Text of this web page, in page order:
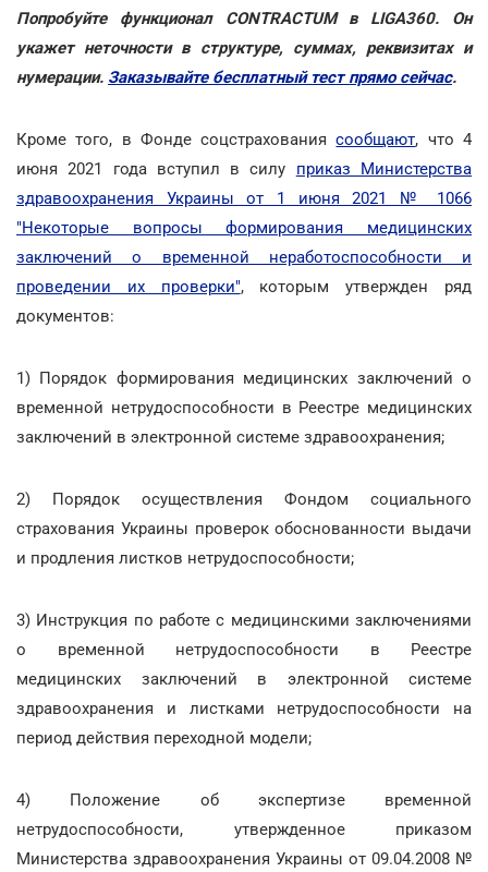
Попробуйте функционал CONTRACTUM в LIGA360. Он
укажет неточности в структуре, суммах, реквизитах и
нумерации. Заказывайте бесплатный тест прямо сейчас.
Кроме того, в Фонде соцстрахованиясообщают, что 4
июня 2021 года вступил в силу приказ Министерства
здравоохранения Украины от 1 июня 2021 № 1066
"Некоторые вопросы формирования медицинских
заключений о временной неработоспособности и
проведении их проверки", которым утвержден ряд
документов:
1) Порядок формирования медицинских заключений о
временной нетрудоспособности в Реестре медицинских
заключений в электронной системе здравоохранения;
2) Порядок осуществления Фондом социального
страхования Украины проверок обоснованности выдачи
и продления листков нетрудоспособности;
3) Инструкция по работе с медицинскими заключениями
о временной нетрудоспособности в Реестре
медицинских заключений в электронной системе
здравоохранения и листками нетрудоспособности на
период действия переходной модели;
4) Положение об экспертизе временной
нетрудоспособности, утвержденное приказом
Министерства здравоохранения Украины от 09.04.2008 №